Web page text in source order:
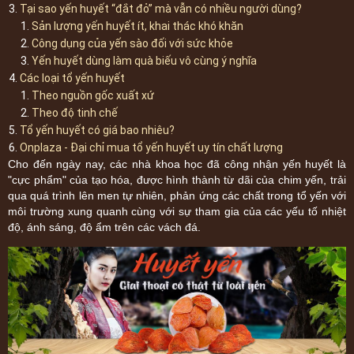
Tại sao yến huyết “đắt đỏ” mà vẫn có nhiều người dùng?
Sản lượng yến huyết ít, khai thác khó khăn
Công dụng của yến sào đối với sức khỏe
Yến huyết dùng làm quà biếu vô cùng ý nghĩa
Các loại tổ yến huyết
Theo nguồn gốc xuất xứ
Theo độ tinh chế
Tổ yến huyết có giá bao nhiêu?
Onplaza - Đại chỉ mua tổ yến huyết uy tín chất lượng
Cho đến ngày nay, các nhà khoa học đã công nhận yến huyết là
"cực phẩm" của tạo hóa, được hình thành từ dãi của chim yến, trải
qua quá trình lên men tự nhiên, phản ứng các chất trong tổ yến với
môi trường xung quanh cùng với sự tham gia của các yếu tố nhiệt
độ, ánh sáng, độ ẩm trên các vách đá.